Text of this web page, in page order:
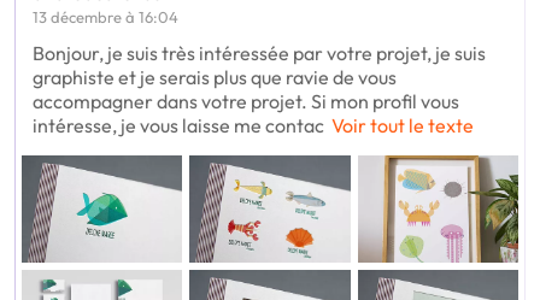
13 décembre à 16:04
Bonjour, je suis très intéressée par votre projet, je suis
graphiste et je serais plus que ravie de vous
accompagner dans votre projet. Si mon profil vous
intéresse, je vous laisse me contac Voir tout le texte